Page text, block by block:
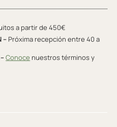
a partir de 450€
– Próxima recepción entre 40 a
–Conoce nuestros términos y